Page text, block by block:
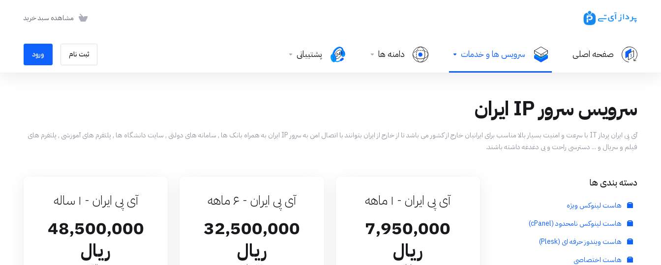
مشاهده سبد خرید
صفحه اصلی سرویس ها و خدمات دامنه ها پشتیبانی ثبت نام ورود
سرویس سرور IP ایران
آی پی ایران پرداز IT با سرعت و امنیت بسیار بالا مناسب برای ایرانیان خارج از کشور می باشد تا از خارج از ایران بتوانند با اتصال امن به سرور IP ایران به همراه بانک ها , سامانه های دولتی , سایت دانشگاه ها , پلتفرم های آموزشی , پلتفرم های
فیلم و سریال و ... دسترسی راحت و بی دغدغه داشته باشند.
دسته بندی ها
هاست لینوکس ویژه
هاست لینوکس نامحدود (cPanel)
هاست ویندوز حرفه ای (Plesk)
هاست اختصاصی
آی پی ایران - ۱ ماهه
7,950,000
ریال
آی پی ایران - ۶ ماهه
32,500,000
ریال
آی پی ایران - ۱ ساله
48,500,000
ریال